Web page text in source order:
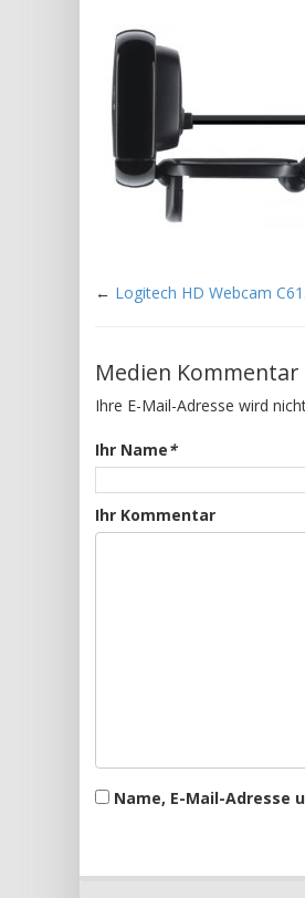
← Logitech HD Webcam
Medien Kommentar
Ihre E-Mail-Adresse wird
Ihr Name*
Ihr Kommentar
Name, E-Mail-Adresse